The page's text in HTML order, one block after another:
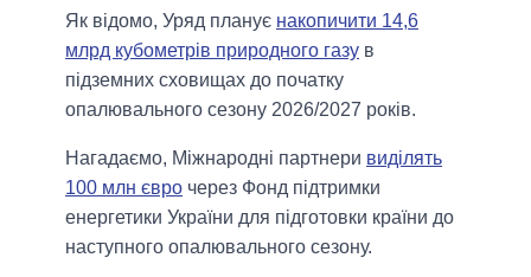
Як відомо, Уряд планує накопичити 14,6
млрд кубометрів природного газу в
підземних сховищах до початку
опалювального сезону 2026/2027 років.
Нагадаємо, Міжнародні партнери виділять
100 млн євро через Фонд підтримки
енергетики України для підготовки країни до
наступного опалювального сезону.